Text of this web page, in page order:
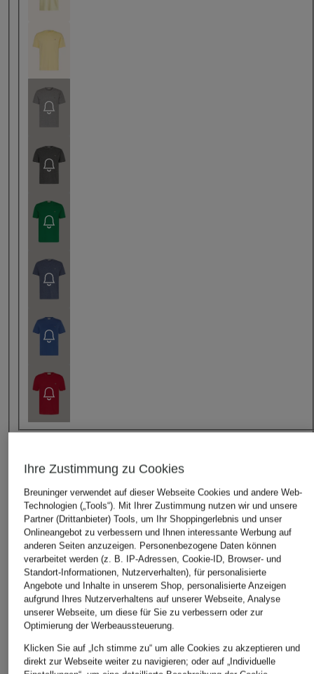
Größe
Dieser Artikel fälltnormal aus.
Bitte Größe wählen
IN DEN WARENKORB
Ihre Zustimmung zu Cookies
Breuninger verwendet auf dieser Webseite Cookies und andere Web-
Technologien („Tools“). Mit Ihrer Zustimmung nutzen wir und unsere
Partner (Drittanbieter) Tools, um Ihr Shoppingerlebnis und unser
Onlineangebot zu verbessern und Ihnen interessante Werbung auf
anderen Seiten anzuzeigen. Personenbezogene Daten können
verarbeitet werden (z. B. IP-Adressen, Cookie-ID, Browser- und
Standort-Informationen, Nutzerverhalten), für personalisierte
Angebote und Inhalte in unserem Shop, personalisierte Anzeigen
aufgrund Ihres Nutzerverhaltens auf unserer Webseite, Analyse
unserer Webseite, um diese für Sie zu verbessern oder zur
Optimierung der Werbeaussteuerung.
Klicken Sie auf „Ich stimme zu“ um alle Cookies zu akzeptieren und
direkt zur Webseite weiter zu navigieren; oder auf „Individuelle